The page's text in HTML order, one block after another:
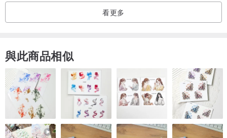
面位置，您可自行決定鋼印位置，若無備註我們會幫您壓印於適當的
位置。
www.pinkoi.com/product/6zqaZcmd
英文字母高度5mm
數字高度4mm
____________________________
看更多
與此商品相似